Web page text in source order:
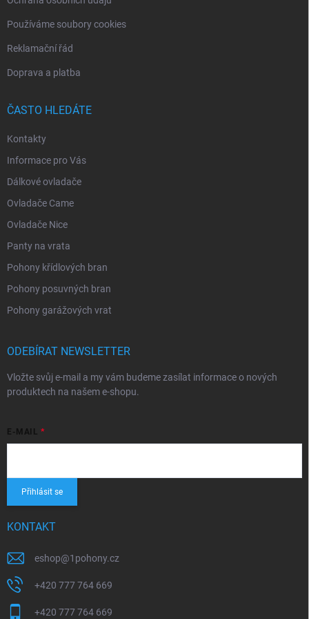
Používáme soubory cookies
Reklamační řád
Doprava a platba
ČASTO HLEDÁTE
Kontakty
Informace pro Vás
Dálkové ovladače
Ovladače Came
Ovladače Nice
Panty na vrata
Pohony křídlových bran
Pohony posuvných bran
Pohony garážových vrat
ODEBÍRAT NEWSLETTER
Vložte svůj e-mail a my vám budeme zasílat informace o nových
produktech na našem e-shopu.
E-MAIL
Přihlásit se
KONTAKT
eshop@1pohony.cz
+420 777 764 669
+420 777 764 669